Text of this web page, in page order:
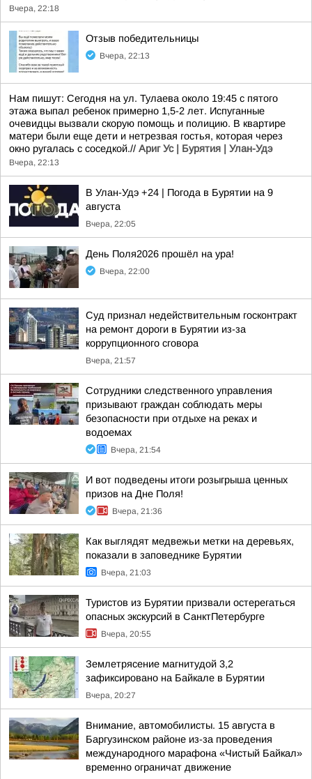
Вчера, 22:18
Отзыв победительницы
Вчера, 22:13
Нам пишут: Сегодня на ул. Тулаева около 19:45 с пятого
этажа выпал ребенок примерно 1,5-2 лет. Испуганные
очевидцы вызвали скорую помощь и полицию. В квартире
матери были еще дети и нетрезвая гостья, которая через
окно ругалась с соседкой.// Ариг Ус | Бурятия | Улан-Удэ
Вчера, 22:13
В Улан-Удэ +24 | Погода в Бурятии на 9
августа
Вчера, 22:05
День Поля2026 прошёл на ура!
Вчера, 22:00
Суд признал недействительным госконтракт
на ремонт дороги в Бурятии из-за
коррупционного сговора
Вчера, 21:57
Сотрудники следственного управления
призывают граждан соблюдать меры
безопасности при отдыхе на реках и
водоемах
Вчера, 21:54
И вот подведены итоги розыгрыша ценных
призов на Дне Поля!
Вчера, 21:36
Как выглядят медвежьи метки на деревьях,
показали в заповеднике Бурятии
Вчера, 21:03
Туристов из Бурятии призвали остерегаться
опасных экскурсий в СанктПетербурге
Вчера, 20:55
Землетрясение магнитудой 3,2
зафиксировано на Байкале в Бурятии
Вчера, 20:27
Внимание, автомобилисты. 15 августа в
Баргузинском районе из-за проведения
международного марафона «Чистый Байкал»
временно ограничат движение